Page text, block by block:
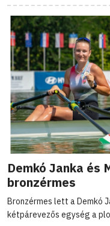
Demkó Janka és
bronzérmes
Bronzérmes lett a Demkó
kétpárevezős egység a